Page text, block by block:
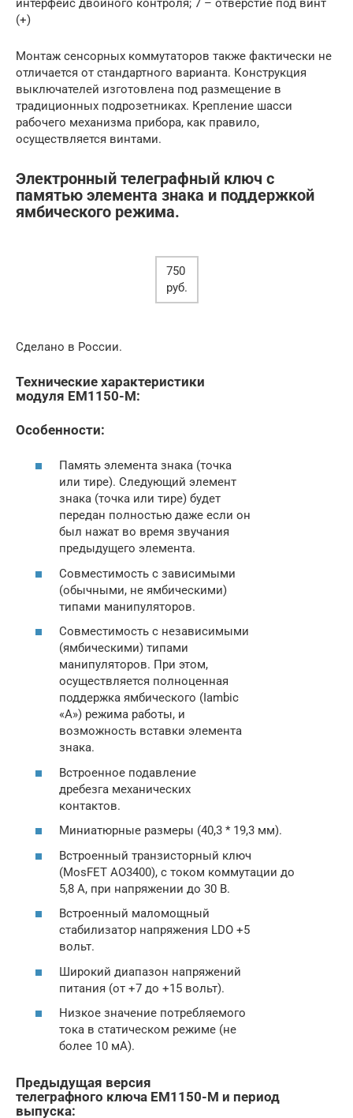
интерфейс двойного контроля; 7 – отверстие под винт
(+)
Монтаж сенсорных коммутаторов также фактически не
отличается от стандартного варианта. Конструкция
выключателей изготовлена под размещение в
традиционных подрозетниках. Крепление шасси
рабочего механизма прибора, как правило,
осуществляется винтами.
Электронный телеграфный ключ с
памятью элемента знака и поддержкой
ямбического режима.
750
руб.
Сделано в России.
Технические характеристики
модуля EM1150-M:
Особенности:
Память элемента знака (точка
или тире). Следующий элемент
знака (точка или тире) будет
передан полностью даже если он
был нажат во время звучания
предыдущего элемента.
Совместимость с зависимыми
(обычными, не ямбическими)
типами манипуляторов.
Совместимость с независимыми
(ямбическими) типами
манипуляторов. При этом,
осуществляется полноценная
поддержка ямбического (Iambic
«A») режима работы, и
возможность вставки элемента
знака.
Встроенное подавление
дребезга механических
контактов.
Миниатюрные размеры (40,3 * 19,3 мм).
Встроенный транзисторный ключ
(MosFET AO3400), с током коммутации до
5,8 A, при напряжении до 30 В.
Встроенный маломощный
стабилизатор напряжения LDO +5
вольт.
Широкий диапазон напряжений
питания (от +7 до +15 вольт).
Низкое значение потребляемого
тока в статическом режиме (не
более 10 мА).
Предыдущая версия
телеграфного ключа EM1150-M и период
выпуска: